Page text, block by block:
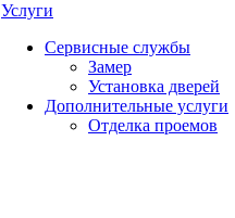
Услуги
Сервисные службы
Замер
Установка дверей
Дополнительные услуги
Отделка проемов